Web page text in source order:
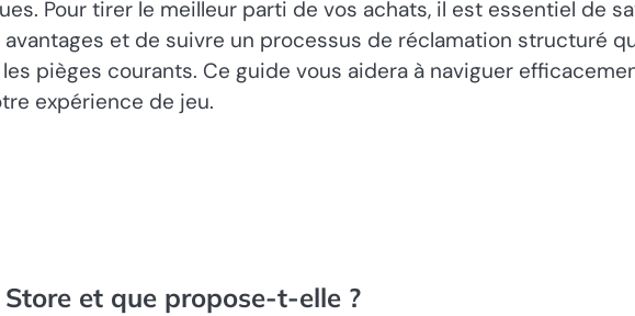
Pour tirer le meilleur parti de vos achats, il est essentiel de
et de suivre un processus de réclamation structuré
pièges courants. Ce guide vous aidera à naviguer
expérience de jeu.
et que propose-t-elle ?